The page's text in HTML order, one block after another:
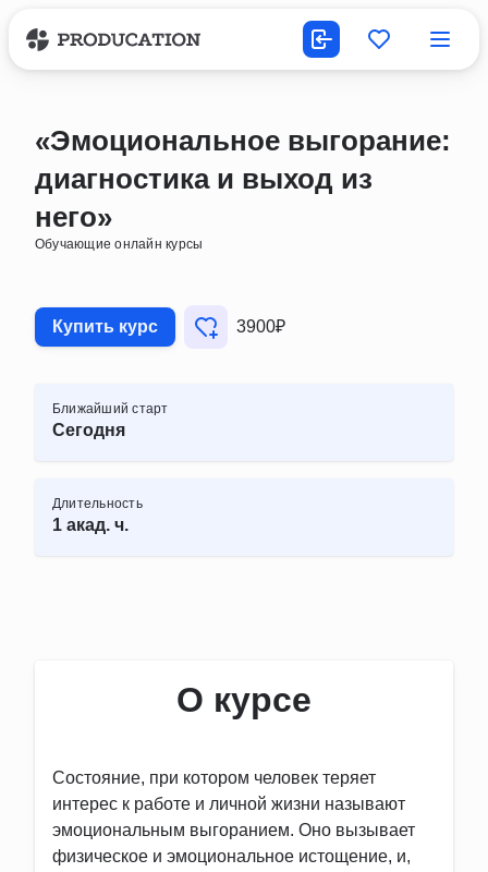
«Эмоциональное выгорание:
диагностика и выход из
него»
Обучающие онлайн курсы
Купить курс 3900₽
Ближайший старт
Сегодня
Длительность
1 акад. ч.
О курсе
Состояние, при котором человек теряет
интерес к работе и личной жизни называют
эмоциональным выгоранием. Оно вызывает
физическое и эмоциональное истощение, и,